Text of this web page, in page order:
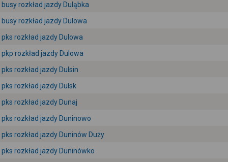
busy rozkład jazdy Duląbka
busy rozkład jazdy Dulowa
pks rozkład jazdy Dulowa
pkp rozkład jazdy Dulowa
pks rozkład jazdy Dulsin
pks rozkład jazdy Dulsk
pks rozkład jazdy Dunaj
pks rozkład jazdy Duninowo
pks rozkład jazdy Duninów Duży
pks rozkład jazdy Duninówko